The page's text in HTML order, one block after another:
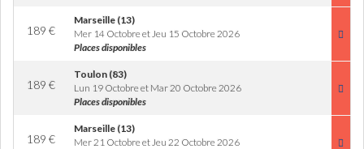
189 €
Marseille (13)
Mer 14 Octobre et Jeu 15 Octobre 2026
Places disponibles
189 €
Toulon (83)
Lun 19 Octobre et Mar 20 Octobre 2026
Places disponibles
189 €
Marseille (13)
Mer 21 Octobre et Jeu 22 Octobre 2026